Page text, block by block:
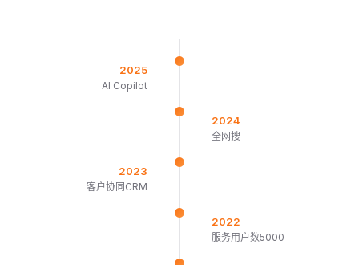
2025
AI Copilot
2024
全网搜
2023
客户协同CRM
2022
服务用户数5000